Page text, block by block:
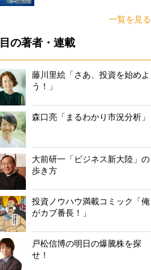
一覧を見る
の著者・連載
藤川里絵「さあ、投資を始めよ
う！」
森口亮「まるわかり市況分析」
大前研一「ビジネス新大陸」の
歩き方
投資ノウハウ満載コミック「俺
がカブ番長！」
戸松信博の明日の爆騰株を探
せ！